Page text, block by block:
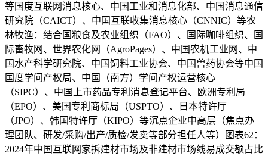
等国度互联网消息核心、中国工业和消息化部、中国消息通信
研究院（CAICT）、中国互联收集消息核心（CNNIC）等农
林牧渔：结合国粮食及农业组织（FAO）、国际咖啡组织、国
际畜牧网、世界农化网（AgroPages）、中国农机工业网、中
国水产科学研究院、中国饲料工业协会、中国兽药协会等中国
国度学问产权局、中国（南方）学问产权运营核心
（SIPC）、中国上市药品专利消息登记平台、欧洲专利局
（EPO）、美国专利商标局（USPTO）、日本特许厅
（JPO）、韩国特许厅（KIPO）等沉点企业中高层（焦点办
理团队、研发/采购/出产/质检/发卖等部分担任人等）图表62：
2024年中国互联网家拆建材市场及非建材市场线易成交额占比